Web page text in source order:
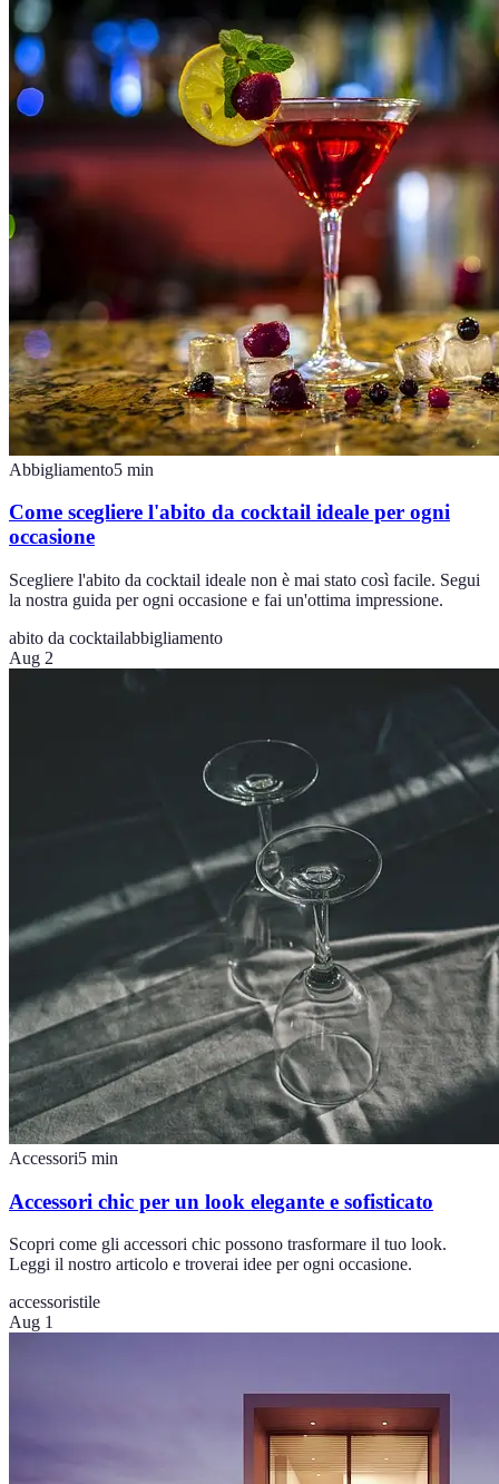
Abbigliamento5 min
Come scegliere l'abito da cocktail ideale per ogni
occasione
Scegliere l'abito da cocktail ideale non è mai stato così facile. Segui
la nostra guida per ogni occasione e fai un'ottima impressione.
abito da cocktailabbigliamento
Aug 2
Accessori5 min
Accessori chic per un look elegante e sofisticato
Scopri come gli accessori chic possono trasformare il tuo look.
Leggi il nostro articolo e troverai idee per ogni occasione.
accessoristile
Aug 1